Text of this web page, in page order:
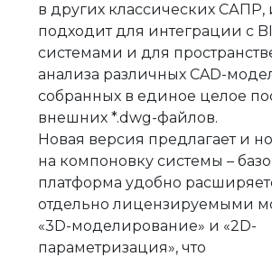
в других классических САПР,
подходит для интеграции с
системами и для
анализа различных CAD-
собранных в единое целое
внешних *.dwg-файлов.
Новая версия предлагает и
на компоновку системы –
платформа удобно
отдельно лицензируемыми
«3D-моделирование» и «2D-
параметризация», что